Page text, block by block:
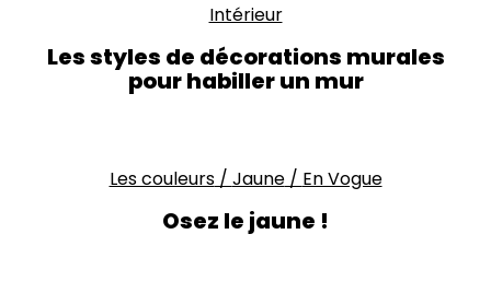
Intérieur
Les styles de décorations murales
pour habiller un mur
Les couleurs/ Jaune/ En Vogue
Osez le jaune !